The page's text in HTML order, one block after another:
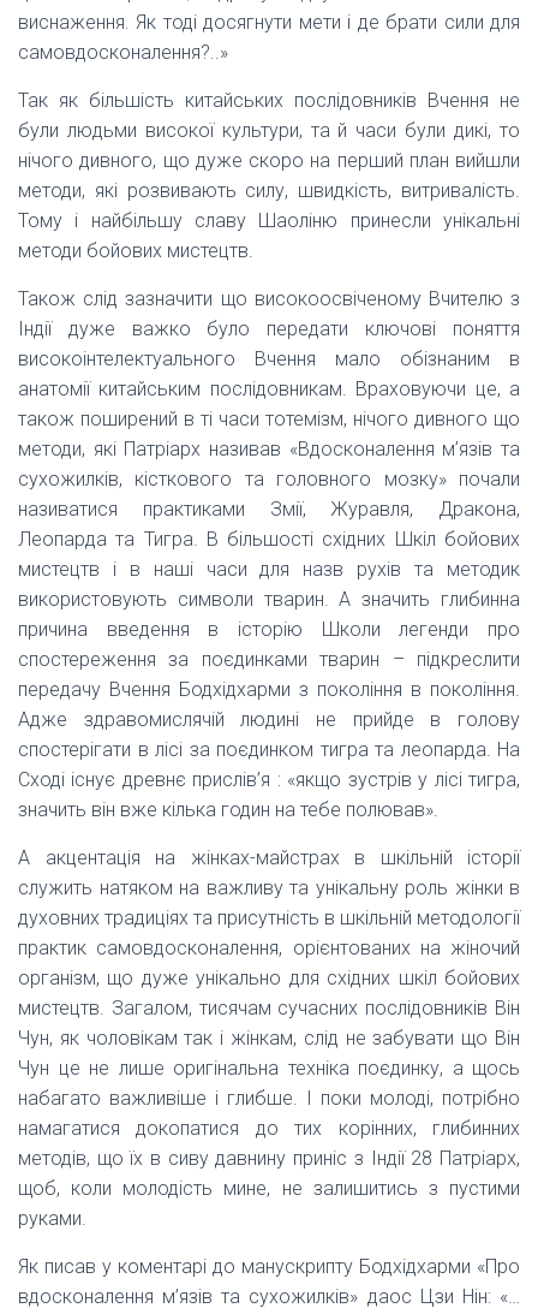
виснаження. Як тоді досягнути мети і де брати сили для
самовдосконалення?..»
Так як більшість китайських послідовників Вчення не
були людьми високої культури, та й часи були дикі, то
нічого дивного, що дуже скоро на перший план вийшли
методи, які розвивають силу, швидкість, витривалість.
Тому і найбільшу славу Шаоліню принесли унікальні
методи бойових мистецтв.
Також слід зазначити що високоосвіченому Вчителю з
Індії дуже важко було передати ключові поняття
високоінтелектуального Вчення мало обізнаним в
анатомії китайським послідовникам. Враховуючи це, а
також поширений в ті часи тотемізм, нічого дивного що
методи, які Патріарх називав «Вдосконалення м’язів та
сухожилків, кісткового та головного мозку» почали
називатися практиками Змії, Журавля, Дракона,
Леопарда та Тигра. В більшості східних Шкіл бойових
мистецтв і в наші часи для назв рухів та методик
використовують символи тварин. А значить глибинна
причина введення в історію Школи легенди про
спостереження за поєдинками тварин – підкреслити
передачу Вчення Бодхідхарми з покоління в покоління.
Адже здравомислячій людині не прийде в голову
спостерігати в лісі за поєдинком тигра та леопарда. На
Сході існує древнє прислів’я : «якщо зустрів у лісі тигра,
значить він вже кілька годин на тебе полював».
А акцентація на жінках-майстрах в шкільній історії
служить натяком на важливу та унікальну роль жінки в
духовних традиціях та присутність в шкільній методології
практик самовдосконалення, орієнтованих на жіночий
організм, що дуже унікально для східних шкіл бойових
мистецтв. Загалом, тисячам сучасних послідовників Він
Чун, як чоловікам так і жінкам, слід не забувати що Він
Чун це не лише оригінальна техніка поєдинку, а щось
набагато важливіше і глибше. І поки молоді, потрібно
намагатися докопатися до тих корінних, глибинних
методів, що їх в сиву давнину приніс з Індії 28 Патріарх,
щоб, коли молодість мине, не залишитись з пустими
руками.
Як писав у коментарі до манускрипту Бодхідхарми «Про
вдосконалення м’язів та сухожилків» даос Цзи Нін: «…